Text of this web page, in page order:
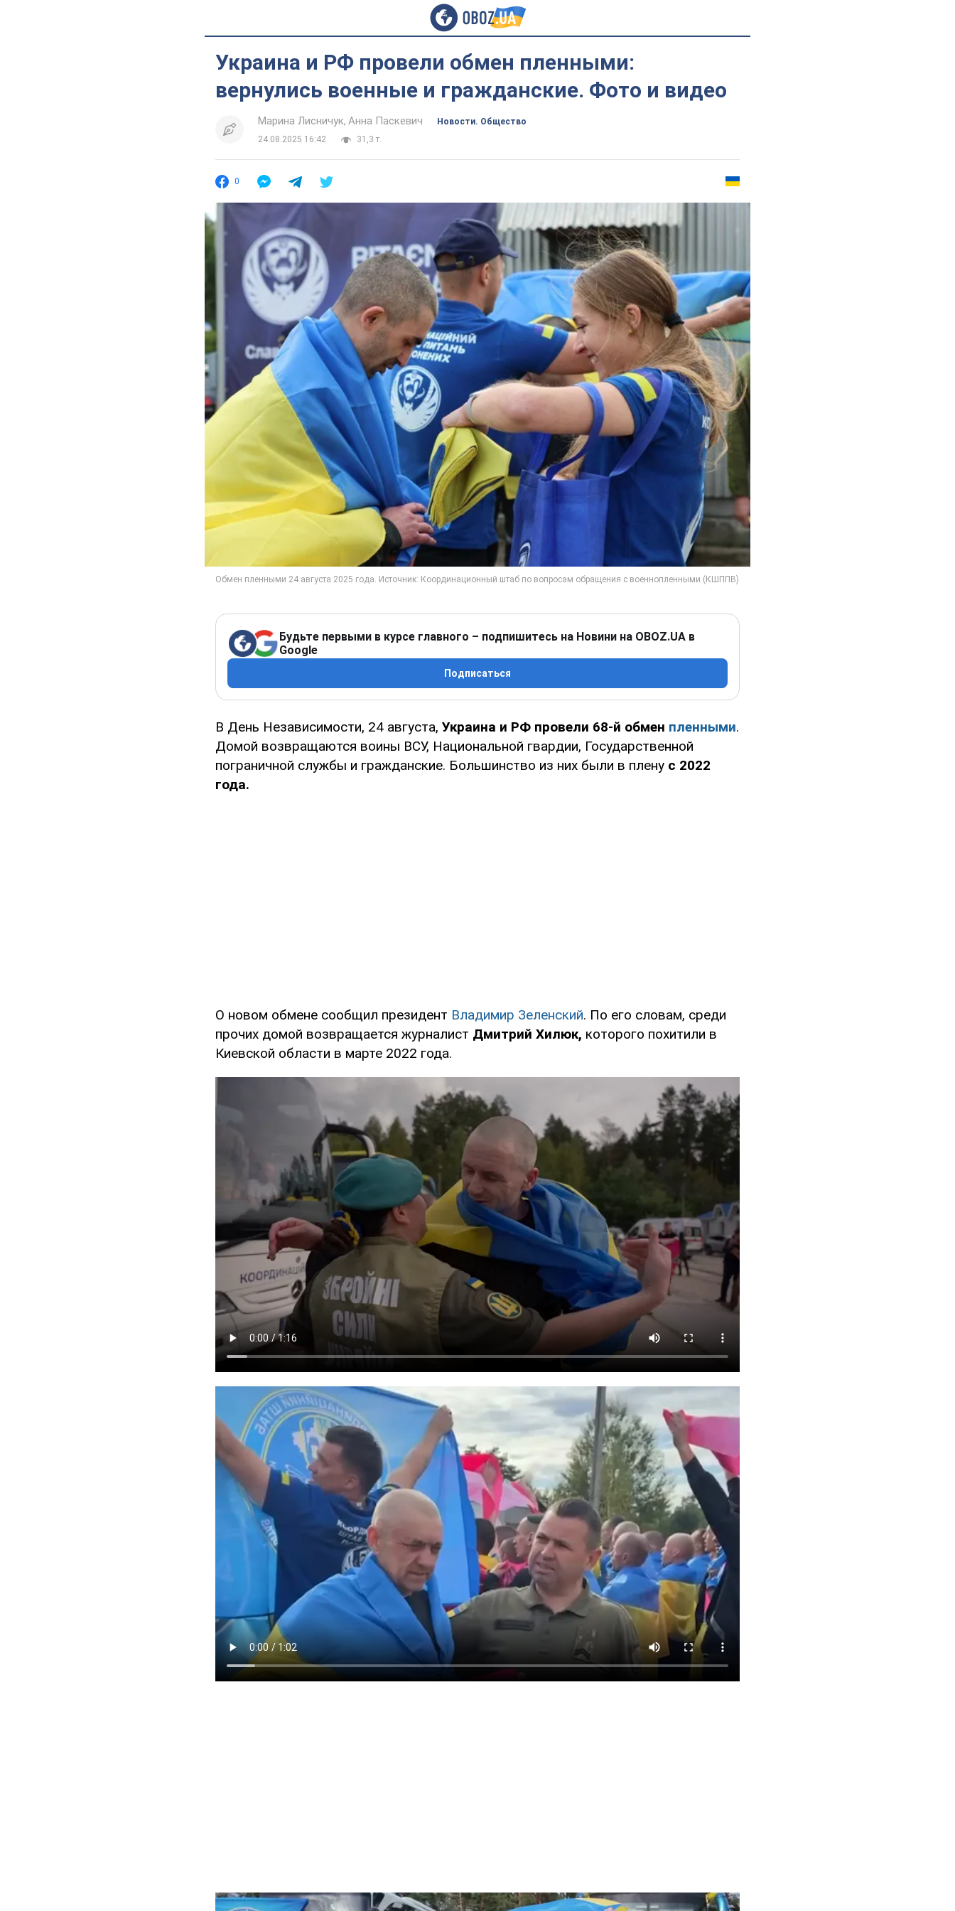
Украина и РФ провели обмен пленными:
вернулись военные и гражданские. Фото и видео
Марина Лисничук Анна Паскевич
Новости. Общество
24.08.2025 16:42
31,3 т.
0
Будьте первыми в курсе главного – подпишитесь на Новини на OBOZ.UA в
Google
Подписаться
В День Независимости, 24 августа, Украина и РФ провели 68-й обмен пленными.
Домой возвращаются воины ВСУ, Национальной гвардии, Государственной
пограничной службы и гражданские. Большинство из них были в плену с 2022
года.
О новом обмене сообщил президент Владимир Зеленский. По его словам, среди
прочих домой возвращается журналист Дмитрий Хилюк, которого похитили в
Киевской области в марте 2022 года.